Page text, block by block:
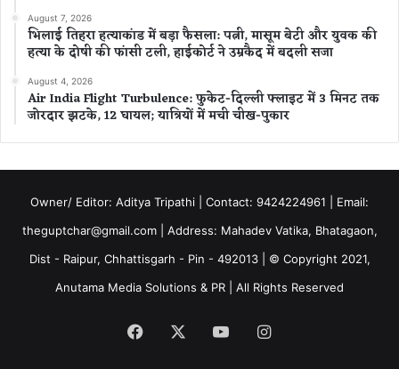
August 7, 2026
भिलाई तिहरा हत्याकांड में बड़ा फैसला: पत्नी, मासूम बेटी और युवक की
हत्या के दोषी की फांसी टली, हाईकोर्ट ने उम्रकैद में बदली सजा
August 4, 2026
Air India Flight Turbulence: फुकेट-दिल्ली फ्लाइट में 3 मिनट तक
जोरदार झटके, 12 घायल; यात्रियों में मची चीख-पुकार
Owner/ Editor: Aditya Tripathi | Contact: 9424224961 | Email:
theguptchar@gmail.com | Address: Mahadev Vatika, Bhatagaon,
Dist - Raipur, Chhattisgarh - Pin - 492013 | © Copyright 2021,
Anutama Media Solutions & PR | All Rights Reserved
Facebook YouTubeInstagram